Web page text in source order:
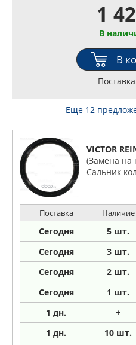
1
В
В
Поставка
Еще 12
VICTOR
(Замена на
Сальник
Поставка Наличие
Сегодня 5 шт.
Сегодня 3 шт.
Сегодня 2 шт.
Сегодня 1 шт.
1 дн. +
1 дн. 10 шт.